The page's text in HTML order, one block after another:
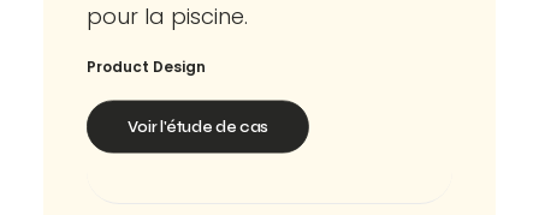
pour la piscine.
Product Design
Voir l'étude de cas